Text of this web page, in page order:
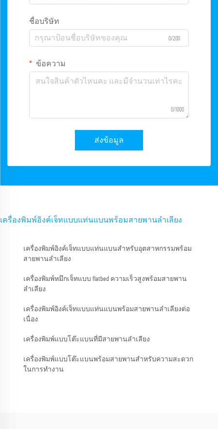
ชื่อบริษัท
0/200
ข้อความ
0/1000
ส่งข้อมูล
เครื่องพิมพ์อิงค์เจ็ทแบบแท่นแบนพร้อมสายพานลำเลียง
เครื่องพิมพ์อิงค์เจ็ทแบบแท่นแบนสำหรับอุตสาหกรรมพร้อม
สายพานลำเลียง
เครื่องพิมพ์หมึกเจ็ทแบบ flatbed ความเร็วสูงพร้อมสายพาน
ลำเลียง
เครื่องพิมพ์อิงค์เจ็ทแบบแท่นแบนพร้อมสายพานลำเลียงต่อ
เนื่อง
เครื่องพิมพ์แบบโต๊ะแบนที่มีสายพานลำเลียง
เครื่องพิมพ์แบบโต๊ะแบนพร้อมสายพานสำหรับความสะดวก
ในการทำงาน